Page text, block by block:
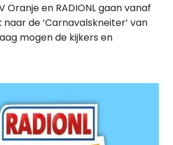
Oranje en RADIONL gaan vanaf
de ‘Carnavalskneiter’ van
mogen de kijkers en